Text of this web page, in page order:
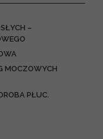
–
MOCZOWYCH
PŁUC.